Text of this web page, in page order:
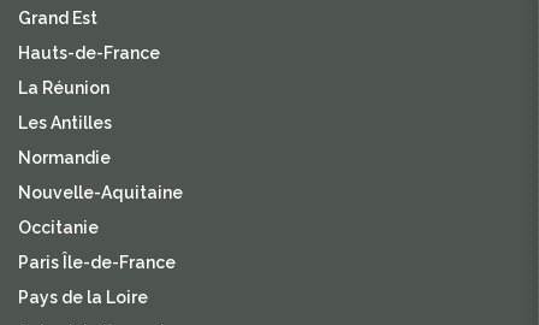
Grand Est
Hauts-de-France
La Réunion
Les Antilles
Normandie
Nouvelle-Aquitaine
Occitanie
Paris Île-de-France
Pays de la Loire